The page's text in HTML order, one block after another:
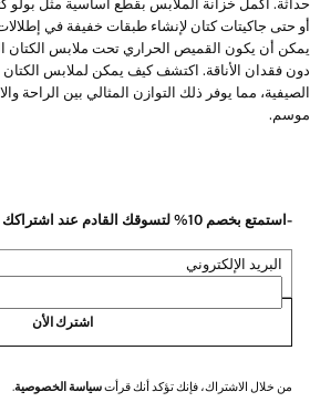
حداثة. أكمل خزانة الملابس بقطع أساسية مثل بولو
أو حتى جاكيتات كتان لإنشاء طبقات خفيفة في إطلالات
يمكن أن يكون القميص الحراري تحت ملابس الكتان
دون فقدان الأناقة. اكتشف كيف يمكن لملابس الكتان
الصيفية، مما يوفر ذلك التوازن المثالي بين الراحة
موسم.
-استمتع بخصم 10% لتسوقك القادم عند اشتراكك في نشرتنا الاخبارية
البريد الإلكتروني
اشترك الأن
من خلال الاشتراك، فإنك تؤكد أنك قرأتسياسة الخصوصية.